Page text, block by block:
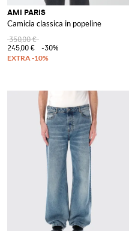
AMI PARIS
Camicia classica in popeline
350,00 €
245,00 €
-30%